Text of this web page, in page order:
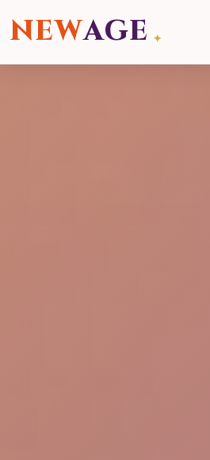
NEWAGE